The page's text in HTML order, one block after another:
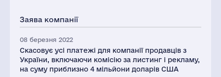
Заява компанії
08 березня 2022
Скасовує усі платежі для компанії продавців з
України, включаючи комісію за листинг і рекламу,
на суму приблизно 4 мільйони доларів США